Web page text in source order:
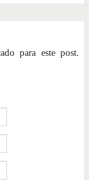
para este post.